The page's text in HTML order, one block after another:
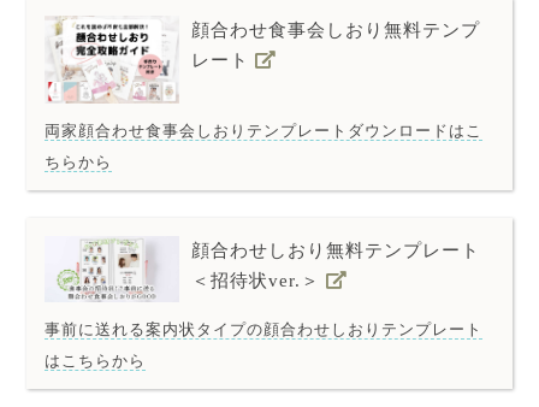
顔合わせ食事会しおり無料テンプ
レート
両家顔合わせ食事会しおりテンプレートダウンロードはこ
ちらから
顔合わせしおり無料テンプレート
＜招待状ver.＞
事前に送れる案内状タイプの顔合わせしおりテンプレート
はこちらから